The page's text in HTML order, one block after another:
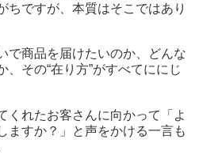
ちですが、本質はそこではあり
で商品を届けたいのか、どんな
その“在り方”がすべてににじ
くれたお客さんに向かって「よ
ますか？」と声をかける一言も